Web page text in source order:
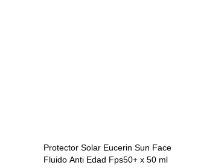
Protector Solar Eucerin Sun Face
Fluido Anti Edad Fps50+ x 50 ml